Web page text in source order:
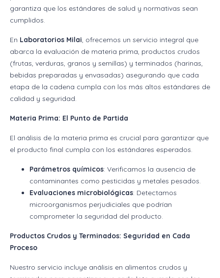
garantiza que los estándares de salud y normativas sean
cumplidos.
En Laboratorios Milai, ofrecemos un servicio integral que
abarca la evaluación de materia prima, productos crudos
(frutas, verduras, granos y semillas) y terminados (harinas,
bebidas preparadas y envasadas) asegurando que cada
etapa de la cadena cumpla con los más altos estándares de
calidad y seguridad.
Materia Prima: El Punto de Partida
El análisis de la materia prima es crucial para garantizar que
el producto final cumpla con los estándares esperados.
Parámetros químicos: Verificamos la ausencia de
contaminantes como pesticidas y metales pesados.
Evaluaciones microbiológicas: Detectamos
microorganismos perjudiciales que podrían
comprometer la seguridad del producto.
Productos Crudos y Terminados: Seguridad en Cada
Proceso
Nuestro servicio incluye análisis en alimentos crudos y